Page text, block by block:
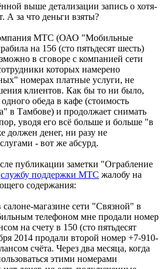
выше детализации запись о хотя-
А за что деньги взяты?
МТС (ОАО "Мобильные
на 156 (сто пятьдесят шесть)
в сговоре с компанией сети
которых намерено
номерах платные услуги, не
клиентов. Как бы то ни было,
обеда в кафе (стоимость
в Тамбове) и продолжает снимать
уводя его всё больше и больше "в
должен денег, ни разу не
- вот же абсурд.
публикации заметки "Ограбление
службу поддержки МТС жалобу на
содержания:
салоне-магазине сети "Связной" в
телефоном мне продали номер
на счету в 150 (сто пятьдесят
2014 продали второй номер +7-910-
счёта. Через два месяца, когда
этими номерами